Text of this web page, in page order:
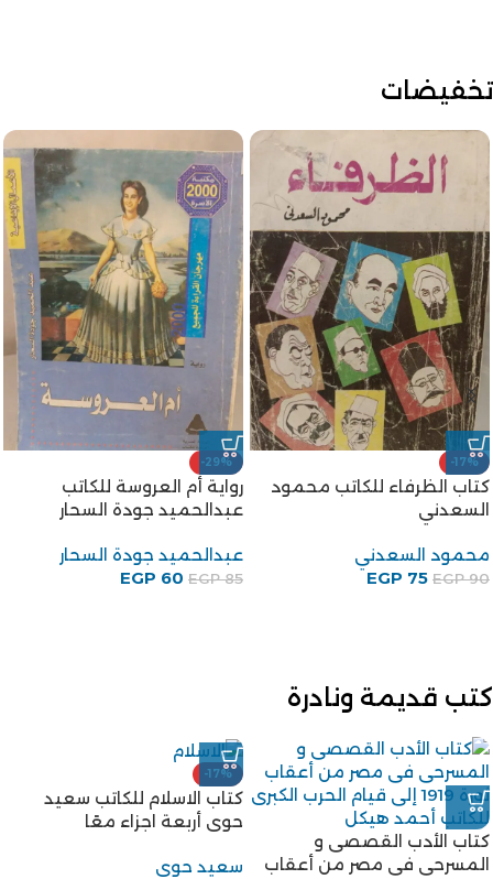
تخفيضات
-17%
كتاب الظرفاء للكاتب محمود
السعدني
محمود السعدني
EGP90
EGP 75
-29%
رواية أم العروسة للكاتب
عبدالحميد جودة السحار
عبدالحميد جودة السحار
EGP85
EGP 60
كتب قديمة ونادرة
كتاب الأدب القصصى و
المسرحى فى مصر من أعقاب
-17%
كتاب الاسلام للكاتب سعيد
حوى أربعة اجزاء معًا
سعيد حوى